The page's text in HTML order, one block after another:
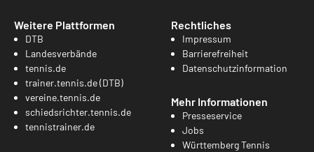
Weitere Plattformen
DTB
Landesverbände
tennis.de
trainer.tennis.de (DTB)
vereine.tennis.de
schiedsrichter.tennis.de
tennistrainer.de
Rechtliches
Impressum
Barrierefreiheit
Datenschutzinformation
Mehr Informationen
Presseservice
Jobs
Württemberg Tennis